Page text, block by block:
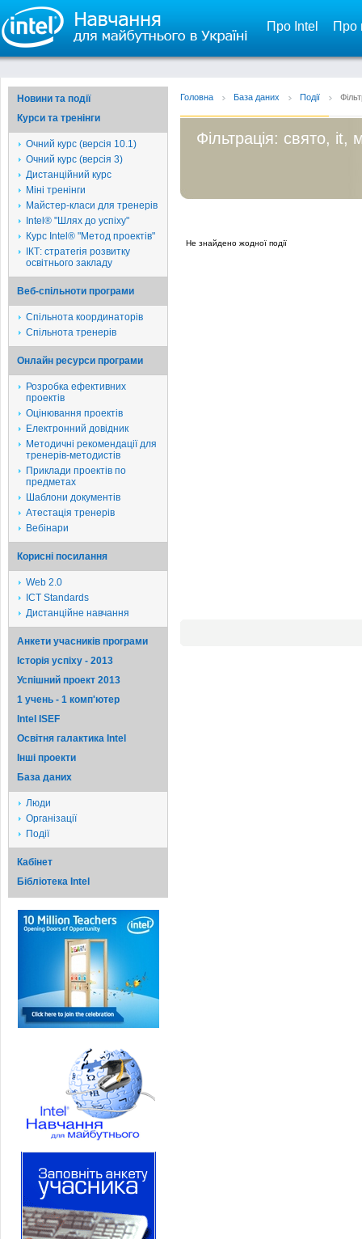
Про Intel Про
Новини та події
Курси та тренінги
Очний курс (версія 10.1)
Очний курс (версія 3)
Дистанційний курс
Міні тренінги
Майстер-класи для тренерів
Intel® "Шлях до успіху"
Курс Intel® "Метод проектів"
ІКТ: стратегія розвитку
освітнього закладу
Веб-спільноти програми
Спільнота координаторів
Спільнота тренерів
Онлайн ресурси програми
Розробка ефективних
проектів
Оцінювання проектів
Електронний довідник
Методичні рекомендації для
тренерів-методистів
Приклади проектів по
предметах
Шаблони документів
Атестація тренерів
Вебінари
Корисні посилання
Web 2.0
ICT Standards
Дистанційне навчання
Анкети учасників програми
Історія успіху - 2013
Успішний проект 2013
1 учень - 1 комп'ютер
Intel ISEF
Освітня галактика Intel
Iншi проекти
База даних
Люди
Організації
Події
Кабінет
Бібліотека Intel
Головна База даних Події
Фільтрація: свято, it,
Не знайдено жодної події